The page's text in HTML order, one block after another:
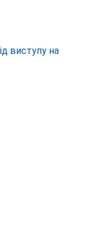
виступу на